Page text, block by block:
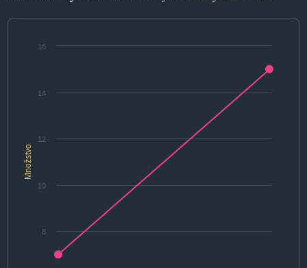
Množstvo
8
10
12
14
16